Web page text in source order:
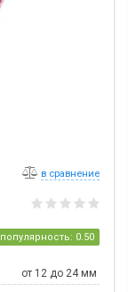
в сравнение
популярность: 0.50
от 12 до 24 мм